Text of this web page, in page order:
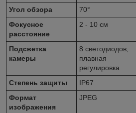
Угол обзора 70°
Фокусное
расстояние
2 - 10 см
Подсветка
камеры
8 светодиодов,
плавная
регулировка
Степень защиты
IP67
Формат
изображения
JPEG